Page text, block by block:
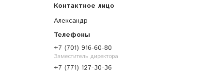
Александр
+7 (701) 916-60-80
Заместитель директора
+7 (771) 127-30-36